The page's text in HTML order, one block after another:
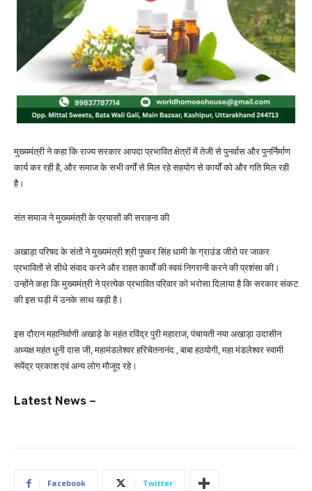
मुख्यमंत्री ने कहा कि राज्य सरकार आपदा प्रभावित क्षेत्रों में तेजी से पुनर्वास और पुनर्निर्माण
कार्य कर रही है, और समाज के सभी वर्गों से मिल रहे सहयोग से कार्यों को और गति मिल रही
है।
संत समाज ने मुख्यमंत्री के प्रयासों की सराहना की
अखाड़ा परिषद के संतों ने मुख्यमंत्री श्री पुष्कर सिंह धामी के ग्राउंड जीरो पर जाकर
प्रभावितों से सीधे संवाद करने और राहत कार्यों की स्वयं निगरानी करने की प्रशंसा की।
उन्होंने कहा कि मुख्यमंत्री ने प्रत्येक प्रभावित परिवार को भरोसा दिलाया है कि सरकार संकट
की इस घड़ी में उनके साथ खड़ी है।
इस दौरान महानिर्वाणी अखाड़े के महंत रविंद्र पुरी महाराज, पंचायती नया अखाड़ा उदासीन
अध्यक्ष महंत धुनी दास जी, महामंडलेश्वर हरिचेतनानंद , बाबा हठयोगी, महा मंडलेश्वर स्वामी
रूपेंद्र प्रकाश एवं अन्य लोग मौजूद रहे।
Latest News –
Facebook Twitter